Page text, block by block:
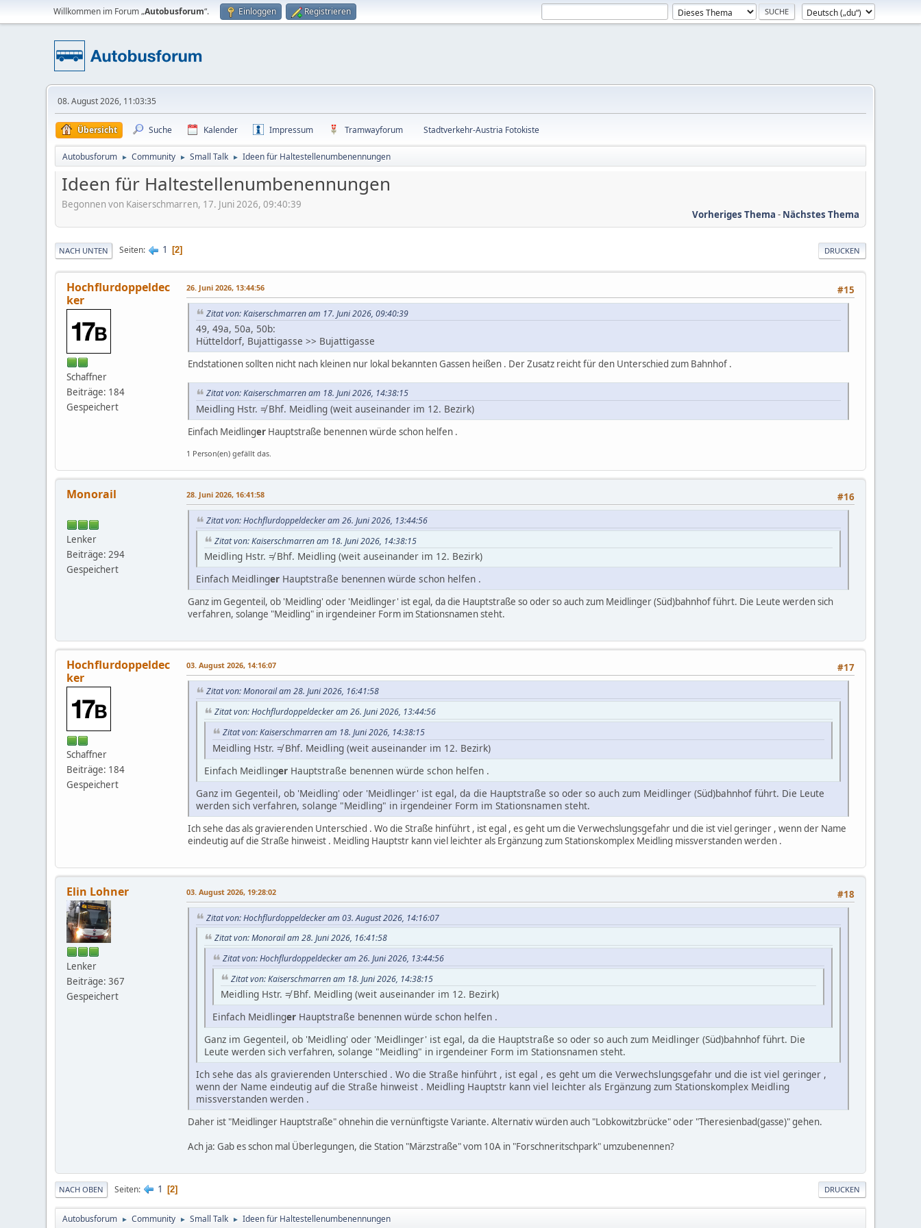
Willkommen im Forum „Autobusforum“. Einloggen Registrieren
08. August 2026, 11:03:35
Übersicht Suche Kalender Impressum Tramwayforum Stadtverkehr-Austria Fotokiste
Autobusforum ► Community ► Small Talk ► Ideen für Haltestellenumbenennungen
Ideen für Haltestellenumbenennungen
Begonnen von Kaiserschmarren, 17. Juni 2026, 09:40:39
Vorheriges Thema - Nächstes Thema
DRUCKEN
NACH UNTEN Seiten 1 2
Hochflurdoppeldec
ker
Schaffner
Beiträge: 184
Gespeichert
#15
26. Juni 2026, 13:44:56
Zitat von: Kaiserschmarren am 17. Juni 2026, 09:40:39
49, 49a, 50a, 50b:
Hütteldorf, Bujattigasse >> Bujattigasse
Endstationen sollten nicht nach kleinen nur lokal bekannten Gassen heißen . Der Zusatz reicht für den Unterschied zum Bahnhof .
Zitat von: Kaiserschmarren am 18. Juni 2026, 14:38:15
Meidling Hstr. ≠ Bhf. Meidling (weit auseinander im 12. Bezirk)
Einfach Meidlinger Hauptstraße benennen würde schon helfen .
1 Person(en) gefällt das.
Monorail
Lenker
Beiträge: 294
Gespeichert
#16
28. Juni 2026, 16:41:58
Zitat von: Hochflurdoppeldecker am 26. Juni 2026, 13:44:56
Zitat von: Kaiserschmarren am 18. Juni 2026, 14:38:15
Meidling Hstr. ≠ Bhf. Meidling (weit auseinander im 12. Bezirk)
Einfach Meidlinger Hauptstraße benennen würde schon helfen .
Ganz im Gegenteil, ob 'Meidling' oder 'Meidlinger' ist egal, da die Hauptstraße so oder so auch zum Meidlinger (Süd)bahnhof führt. Die Leute werden sich
verfahren, solange "Meidling" in irgendeiner Form im Stationsnamen steht.
Hochflurdoppeldec
ker
Schaffner
Beiträge: 184
Gespeichert
#17
03. August 2026, 14:16:07
Zitat von: Monorail am 28. Juni 2026, 16:41:58
Zitat von: Hochflurdoppeldecker am 26. Juni 2026, 13:44:56
Zitat von: Kaiserschmarren am 18. Juni 2026, 14:38:15
Meidling Hstr. ≠ Bhf. Meidling (weit auseinander im 12. Bezirk)
Einfach Meidlinger Hauptstraße benennen würde schon helfen .
Ganz im Gegenteil, ob 'Meidling' oder 'Meidlinger' ist egal, da die Hauptstraße so oder so auch zum Meidlinger (Süd)bahnhof führt. Die Leute
werden sich verfahren, solange "Meidling" in irgendeiner Form im Stationsnamen steht.
Ich sehe das als gravierenden Unterschied . Wo die Straße hinführt , ist egal , es geht um die Verwechslungsgefahr und die ist viel geringer , wenn der Name
eindeutig auf die Straße hinweist . Meidling Hauptstr kann viel leichter als Ergänzung zum Stationskomplex Meidling missverstanden werden .
Elin Lohner
Lenker
Beiträge: 367
Gespeichert
#18
03. August 2026, 19:28:02
Zitat von: Hochflurdoppeldecker am 03. August 2026, 14:16:07
Zitat von: Monorail am 28. Juni 2026, 16:41:58
Zitat von: Hochflurdoppeldecker am 26. Juni 2026, 13:44:56
Zitat von: Kaiserschmarren am 18. Juni 2026, 14:38:15
Meidling Hstr. ≠ Bhf. Meidling (weit auseinander im 12. Bezirk)
Einfach Meidlinger Hauptstraße benennen würde schon helfen .
Ganz im Gegenteil, ob 'Meidling' oder 'Meidlinger' ist egal, da die Hauptstraße so oder so auch zum Meidlinger (Süd)bahnhof führt. Die
Leute werden sich verfahren, solange "Meidling" in irgendeiner Form im Stationsnamen steht.
Ich sehe das als gravierenden Unterschied . Wo die Straße hinführt , ist egal , es geht um die Verwechslungsgefahr und die ist viel geringer ,
wenn der Name eindeutig auf die Straße hinweist . Meidling Hauptstr kann viel leichter als Ergänzung zum Stationskomplex Meidling
missverstanden werden .
Daher ist "Meidlinger Hauptstraße" ohnehin die vernünftigste Variante. Alternativ würden auch "Lobkowitzbrücke" oder "Theresienbad(gasse)" gehen.
Ach ja: Gab es schon mal Überlegungen, die Station "Märzstraße" vom 10A in "Forschneritschpark" umzubenennen?
DRUCKEN
NACH OBEN Seiten 1 2
Autobusforum ► Community ► Small Talk ► Ideen für Haltestellenumbenennungen